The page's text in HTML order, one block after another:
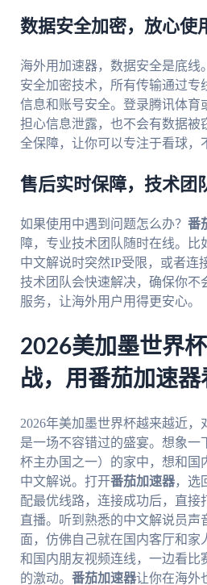
数据安全加密，放心使
海外用加速器，数据安全是底线。
安全加密技术，所有传输通过专
信息和账号安全。登录腾讯体育
担心信息泄露，也不会有数据被
全保障，让你可以专注于看球，
售后实时保障，技术团
如果使用中遇到问题怎么办？ 番
障，专业技术团队随时在线。比
中文解说时突然IP受限，或者连
技术团队会快速解决，确保你不
服务，让海外用户用得更安心。
2026美加墨世界
战，用番茄加速
2026年美加墨世界杯越来越近，
是一场不容错过的盛宴。想象一
杯主办国之一）的家中，想和国
中文解说。打开番茄加速器，选
配最优线路，连接成功后，直接
直播。听到熟悉的中文解说员声
面，仿佛自己就在国内客厅和家
和国内朋友视频连线，一边看比
的激动。 番茄加速器让你在海外